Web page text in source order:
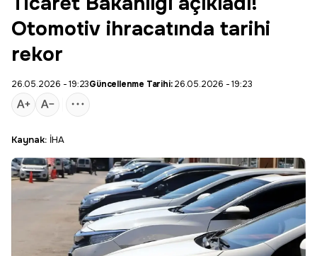
Otomotiv ihracatında tarihi
rekor
26.05.2026 - 19:23Güncellenme Tarihi:26.05.2026 - 19:23
Kaynak: İHA